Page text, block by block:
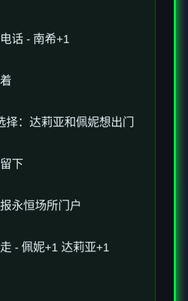
话 - 南希+1
择：达莉亚和佩妮想出门
下
永恒场所门户
- 佩妮+1 达莉亚+1